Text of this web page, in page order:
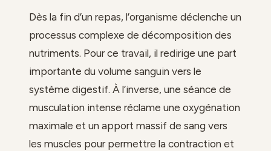
Dès la fin d’un repas, l’organisme déclenche un
processus complexe de décomposition des
nutriments. Pour ce travail, il redirige une part
importante du volume sanguin vers le
système digestif. À l’inverse, une séance de
musculation intense réclame une oxygénation
maximale et un apport massif de sang vers
les muscles pour permettre la contraction et